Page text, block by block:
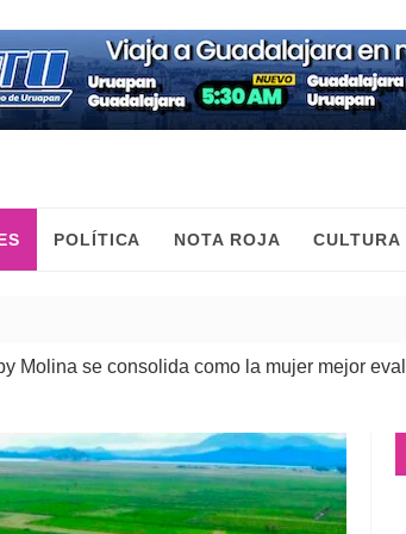
POLÍTICA NOTA ROJA CULTURA
como la mujer mejor evaluada de Morena